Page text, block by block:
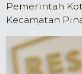
Pemerintah
Kecamatan